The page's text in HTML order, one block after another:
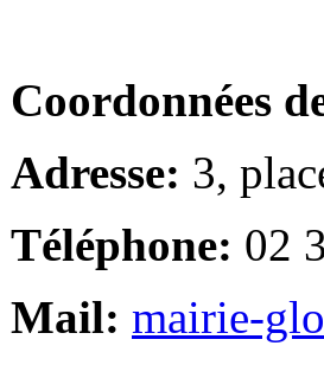
Coordonnées
Adresse: 3,
Téléphone: 02
Mail: mairie-